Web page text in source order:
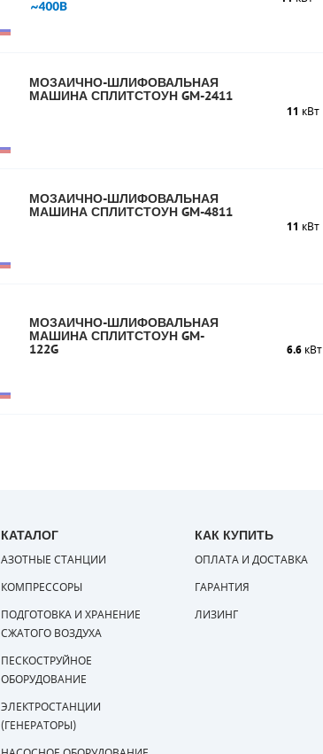
МОЗАИЧНО-ШЛИФОВАЛЬНАЯ
МАШИНА СПЛИТСТОУН GM-2411
11 кВт
МОЗАИЧНО-ШЛИФОВАЛЬНАЯ
МАШИНА СПЛИТСТОУН GM-4811
11 кВт
МОЗАИЧНО-ШЛИФОВАЛЬНАЯ
МАШИНА СПЛИТСТОУН GM-
122G
6.6 кВт
КАТАЛОГ
АЗОТНЫЕ СТАНЦИИ
КОМПРЕССОРЫ
ПОДГОТОВКА И ХРАНЕНИЕ
СЖАТОГО ВОЗДУХА
ПЕСКОСТРУЙНОЕ
ОБОРУДОВАНИЕ
ЭЛЕКТРОСТАНЦИИ
(ГЕНЕРАТОРЫ)
КАК КУПИТЬ
ОПЛАТА И ДОСТАВКА
ГАРАНТИЯ
ЛИЗИНГ